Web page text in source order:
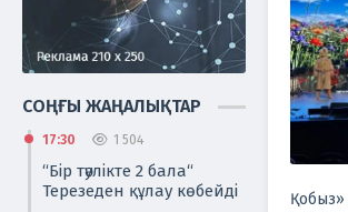
СОҢҒЫ ЖАҢАЛЫҚТАР
17:30 1 504
“Бір тәулікте 2 бала“
Терезеден құлау көбейді